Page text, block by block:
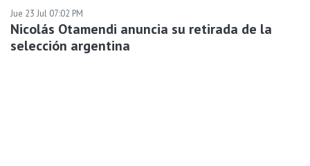
Jue 23 Jul 07:02 PM
Nicolás Otamendi anuncia su retirada de la
selección argentina